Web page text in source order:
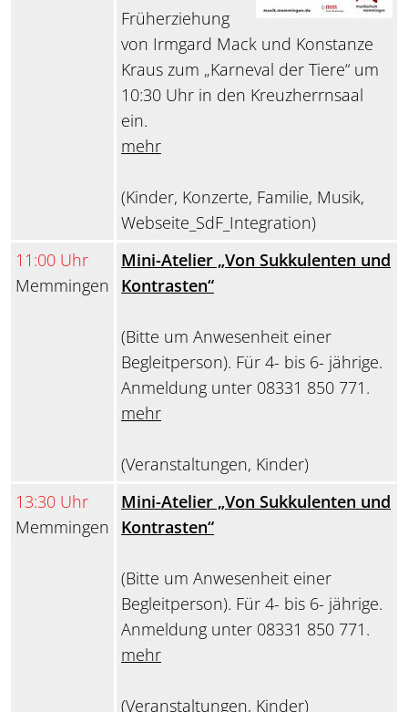
Früherziehung
von Irmgard Mack und Konstanze
Kraus zum „Karneval der Tiere“ um
10:30 Uhr in den Kreuzherrnsaal
ein.
mehr
(Kinder, Konzerte, Familie, Musik,
Webseite_SdF_Integration)
11:00 Uhr
Memmingen
Mini-Atelier „Von Sukkulenten und
Kontrasten“
(Bitte um Anwesenheit einer
Begleitperson). Für 4- bis 6- jährige.
Anmeldung unter 08331 850 771.
mehr
(Veranstaltungen, Kinder)
13:30 Uhr
Memmingen
Mini-Atelier „Von Sukkulenten und
Kontrasten“
(Bitte um Anwesenheit einer
Begleitperson). Für 4- bis 6- jährige.
Anmeldung unter 08331 850 771.
mehr
(Veranstaltungen, Kinder)